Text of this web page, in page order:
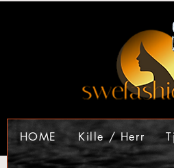
HOME Kille / Herr